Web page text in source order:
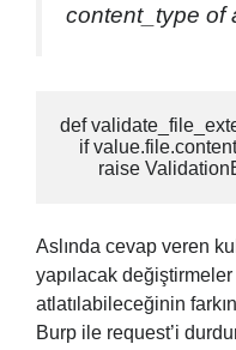
content_type of
def
if
raise
Aslında cevap veren
yapılacak değiştirmeler
atlatılabileceğinin
Burp ile request’i